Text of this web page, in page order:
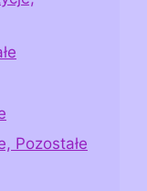
Pozostałe